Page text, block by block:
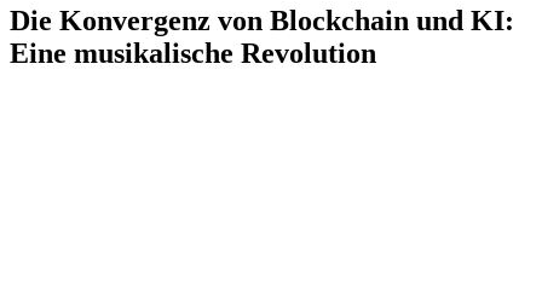
Die Konvergenz von Blockchain und KI:
Eine musikalische Revolution